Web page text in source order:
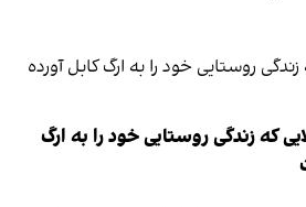
که زندگی روستایی خود را به ارگ